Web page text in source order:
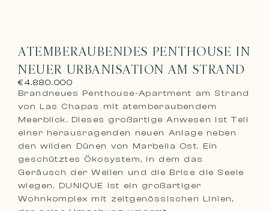
ATEMBERAUBENDES PENTHOUSE IN
NEUER URBANISATION AM STRAND
€4.880.000
Brandneues Penthouse-Apartment am Strand
von Las Chapas mit atemberaubendem
Meerblick. Dieses großartige Anwesen ist Teil
einer herausragenden neuen Anlage neben
den wilden Dünen von Marbella Ost. Ein
geschütztes Ökosystem, in dem das
Geräusch der Wellen und die Brise die Seele
wiegen. DUNIQUE ist ein großartiger
Wohnkomplex mit zeitgenössischen Linien,